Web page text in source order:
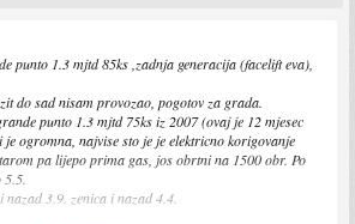
punto 1.3 mjtd 85ks ,zadnja generacija (facelift eva),
do sad nisam provozao, pogotov za grada.
punto 1.3 mjtd 75ks iz 2007 (ovaj je 12 mjesec
ogromna, najvise sto je je elektricno korigovanje
pa lijepo prima gas, jos obrtni na 1500 obr. Po
5.5.
3.9. zenica i nazad 4.4.